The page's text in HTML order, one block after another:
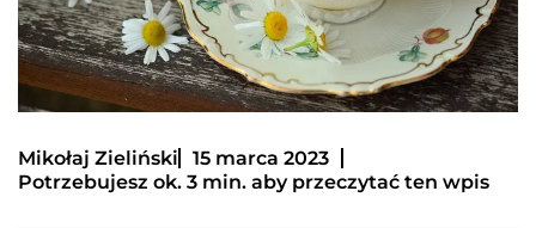
Mikołaj Zieliński
15 marca 2023
Potrzebujesz ok. 3 min. aby przeczytać ten wpis